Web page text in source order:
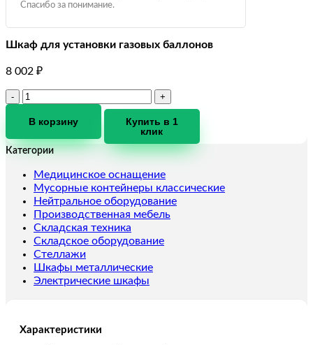
Спасибо за понимание.
Шкаф для установки газовых баллонов
8 002 ₽
Количество
Шкаф
установки
баллонов
В корзину
Купить в 1
клик
Категории
Медицинское оснащение
Мусорные контейнеры классические
Нейтральное оборудование
Производственная мебель
Складская техника
Складское оборудование
Стеллажи
Шкафы металлические
Электрические шкафы
Характеристики